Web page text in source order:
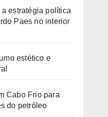
estratégia política
Paes no interior
estético e
Cabo Frio para
do petróleo